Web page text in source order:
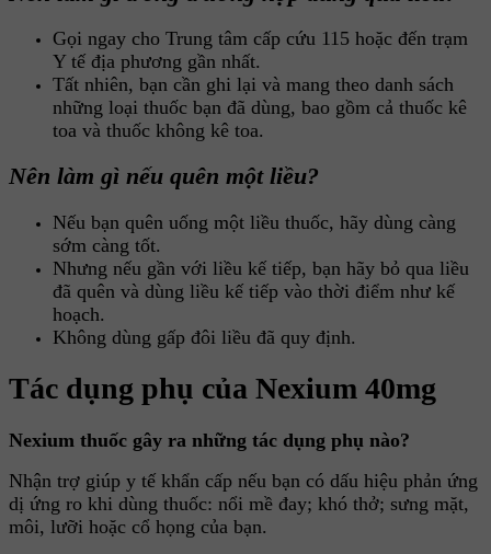
Gọi ngay cho Trung tâm cấp cứu 115 hoặc đến trạm
Y tế địa phương gần nhất.
Tất nhiên, bạn cần ghi lại và mang theo danh sách
những loại thuốc bạn đã dùng, bao gồm cả thuốc kê
toa và thuốc không kê toa.
Nên làm gì nếu quên một liều?
Nếu bạn quên uống một liều thuốc, hãy dùng càng
sớm càng tốt.
Nhưng nếu gần với liều kế tiếp, bạn hãy bỏ qua liều
đã quên và dùng liều kế tiếp vào thời điểm như kế
hoạch.
Không dùng gấp đôi liều đã quy định.
Tác dụng phụ của Nexium 40mg
Nexium thuốc gây ra những tác dụng phụ nào?
Nhận trợ giúp y tế khẩn cấp nếu bạn có dấu hiệu phản ứng
dị ứng ro khi dùng thuốc: nổi mề đay; khó thở; sưng mặt,
môi, lưỡi hoặc cổ họng của bạn.